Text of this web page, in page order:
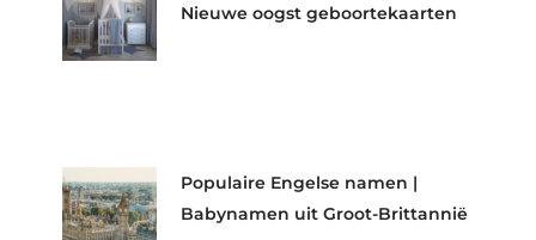
Nieuwe oogst geboortekaarten
Populaire Engelse namen |
Babynamen uit Groot-Brittannië